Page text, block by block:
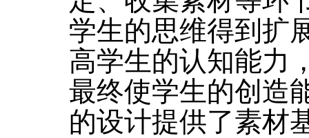
学生的思维得到扩
高学生的认知能力
最终使学生的创造
的设计提供了素材